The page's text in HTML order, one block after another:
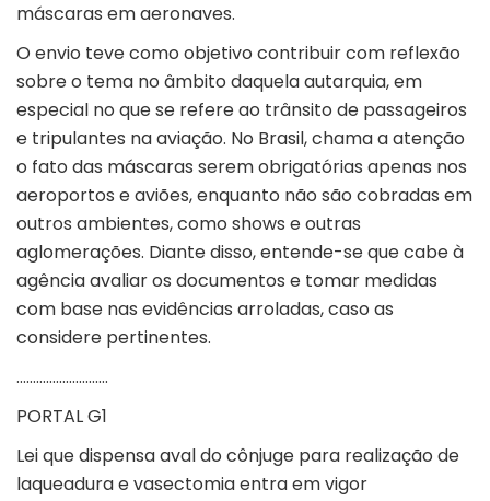
máscaras em aeronaves.
O envio teve como objetivo contribuir com reflexão
sobre o tema no âmbito daquela autarquia, em
especial no que se refere ao trânsito de passageiros
e tripulantes na aviação. No Brasil, chama a atenção
o fato das máscaras serem obrigatórias apenas nos
aeroportos e aviões, enquanto não são cobradas em
outros ambientes, como shows e outras
aglomerações. Diante disso, entende-se que cabe à
agência avaliar os documentos e tomar medidas
com base nas evidências arroladas, caso as
considere pertinentes.
……………………….
PORTAL G1
Lei que dispensa aval do cônjuge para realização de
laqueadura e vasectomia entra em vigor